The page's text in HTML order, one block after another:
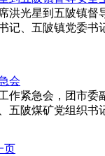
洪光星到五陂镇
记、五陂镇党委
作紧急会，团市
五陂煤矿党组织
页